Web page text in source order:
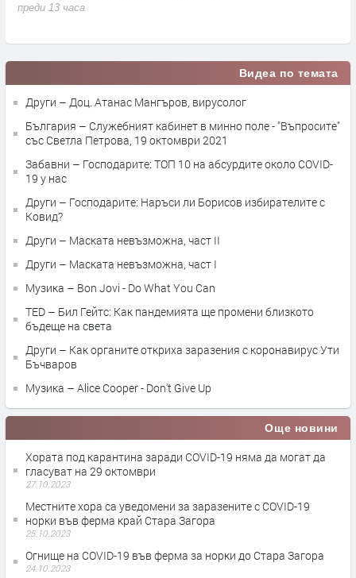
преди 13 часа
Видеа по темата
Други – Доц. Атанас Мангъров, вирусолог
България – Служебният кабинет в минно поле - "Въпросите"
със Светла Петрова, 19 октомври 2021
Забавни – Господарите: ТОП 10 на абсурдите около COVID-
19 у нас
Други – Господарите: Наръси ли Борисов избирателите с
Ковид?
Други – Маската невъзможна, част II
Други – Маската невъзможна, част I
Музика – Bon Jovi - Do What You Can
TED – Бил Гейтс: Как пандемията ще промени близкото
бъдеще на света
Други – Как органите откриха заразения с коронавирус Ути
Бъчваров
Музика – Alice Cooper - Don't Give Up
Още новини
Хората под карантина заради COVID-19 няма да могат да
гласуват на 29 октомври
27.10.2023
Местните хора са уведомени за заразените с COVID-19
норки във ферма край Стара Загора
25.10.2023
Огнище на COVID-19 във ферма за норки до Стара Загора
24.10.2023